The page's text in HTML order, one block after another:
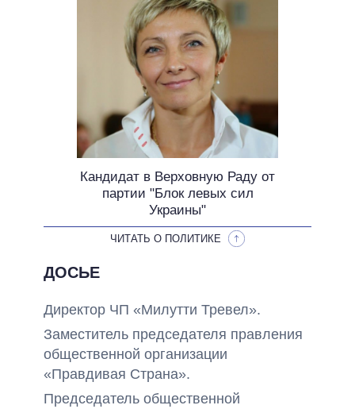
ОБЕЩАНИЯ В ПРОЦЕССЕ
ВСЕ ОБЕЩАНИЯ
АРХИВНЫЕ ОБЕЩАНИЯ
Кандидат в Верховную Раду от
партии "Блок левых сил
Украины"
ЧИТАТЬ О ПОЛИТИКЕ
ДОСЬЕ
Директор ЧП «Милутти Тревел».
Заместитель председателя правления
общественной организации
«Правдивая Страна».
Председатель общественной